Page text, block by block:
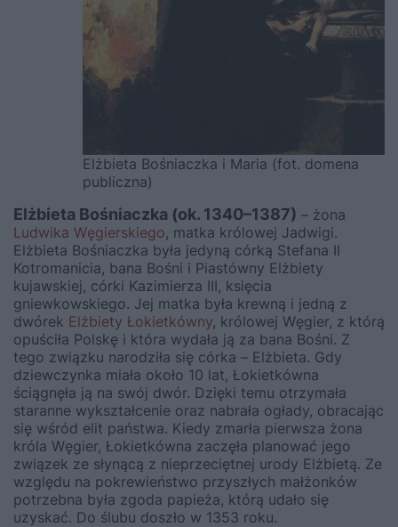
Elżbieta Bośniaczka i Maria (fot. domena
publiczna)
Elżbieta Bośniaczka (ok. 1340–1387) – żona
Ludwika Węgierskiego, matka królowej Jadwigi.
Elżbieta Bośniaczka była jedyną córką Stefana II
Kotromanicia, bana Bośni i Piastówny Elżbiety
kujawskiej, córki Kazimierza III, księcia
gniewkowskiego. Jej matka była krewną i jedną z
dwórek Elżbiety Łokietkówny, królowej Węgier, z którą
opuściła Polskę i która wydała ją za bana Bośni. Z
tego związku narodziła się córka – Elżbieta. Gdy
dziewczynka miała około 10 lat, Łokietkówna
ściągnęła ją na swój dwór. Dzięki temu otrzymała
staranne wykształcenie oraz nabrała ogłady, obracając
się wśród elit państwa. Kiedy zmarła pierwsza żona
króla Węgier, Łokietkówna zaczęła planować jego
związek ze słynącą z nieprzeciętnej urody Elżbietą. Ze
względu na pokrewieństwo przyszłych małżonków
potrzebna była zgoda papieża, którą udało się
uzyskać. Do ślubu doszło w 1353 roku.